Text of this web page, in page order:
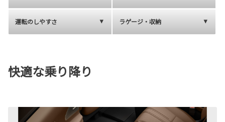
運転のしやすさ ラゲージ・収納
快適な乗り降り